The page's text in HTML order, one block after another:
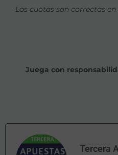
Las cuotas son correctas
Juega con
Tercera